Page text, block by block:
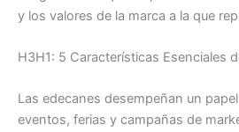
y los valores de la marca a la que
H3H1: 5 Características Esenciales
Las edecanes desempeñan un
eventos, ferias y campañas de